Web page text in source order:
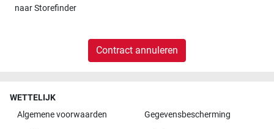
naarStorefinder
Contract annuleren
WETTELIJK
Algemene voorwaarden
Gegevensbescherming